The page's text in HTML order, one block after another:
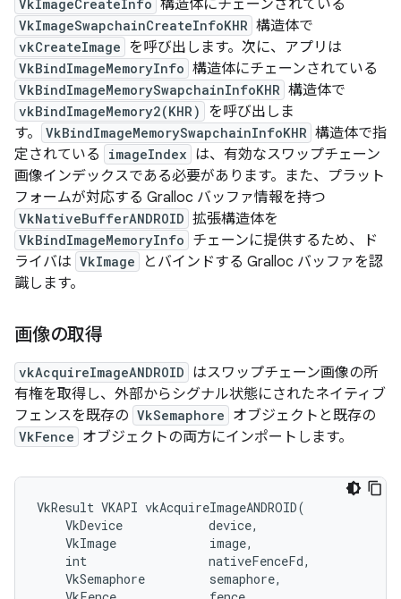
VkImageCreateInfo 構造体にチェーンされている
VkImageSwapchainCreateInfoKHR 構造体で
vkCreateImage を呼び出します。次に、アプリは
VkBindImageMemoryInfo 構造体にチェーンされている
VkBindImageMemorySwapchainInfoKHR 構造体で
vkBindImageMemory2(KHR)
を呼び出しま
す。
VkBindImageMemorySwapchainInfoKHR 構造体で指
定されている
imageIndex は、有効なスワップチェーン
画像インデックスである必要があります。また、プラット
フォームが対応する Gralloc バッファ情報を持つ
VkNativeBufferANDROID 拡張構造体を
VkBindImageMemoryInfo チェーンに提供するため、ド
ライバは VkImage
とバインドする Gralloc バッファを認
識します。
画像の取得
vkAcquireImageANDROID はスワップチェーン画像の所
有権を取得し、外部からシグナル状態にされたネイティブ
フェンスを既存の VkSemaphore オブジェクトと既存の
VkFence オブジェクトの両方にインポートします。
VkResult VKAPI vkAcquireImageANDROID(
    VkDevice            device,
    VkImage             image,
    int                 nativeFenceFd,
    VkSemaphore         semaphore,